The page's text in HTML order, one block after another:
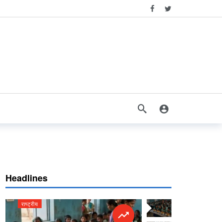
Headlines
राष्ट्रीय राष्ट्रीय